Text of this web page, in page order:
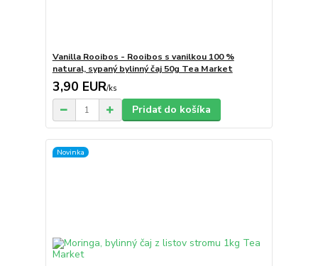
Vanilla Rooibos - Rooibos s vanilkou 100 %
natural, sypaný bylinný čaj 50g Tea Market
3,90 EUR/ks
Pridať do košíka
Novinka